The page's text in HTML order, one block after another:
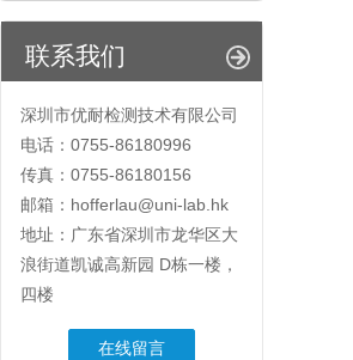
联系我们
深圳市优耐检测技术有限公司
电话：0755-86180996
传真：0755-86180156
邮箱：hofferlau@uni-lab.hk
地址：广东省深圳市龙华区大
浪街道凯诚高新园 D栋一楼，
四楼
在线留言